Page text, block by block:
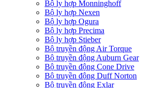
Bộ ly hợp Monninghoff
Bộ ly hợp Nexen
Bộ ly hợp Ogura
Bộ ly hợp Precima
Bộ ly hợp Stieber
Bộ truyền động Air Torque
Bộ truyền động Auburn Gear
Bộ truyền động Cone Drive
Bộ truyền động Duff Norton
Bộ truyền động Exlar